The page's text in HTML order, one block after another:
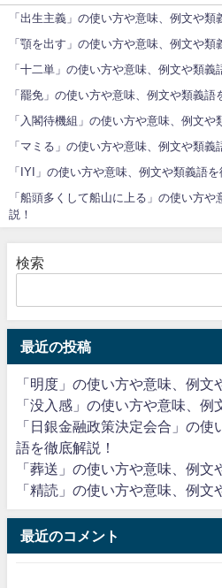
「出生主義」の使い方や意味、例文や類
「顎を出す」の使い方や意味、例文や類
「十二単」の使い方や意味、例文や類義
「罷免」の使い方や意味、例文や類義語
「入閣待機組」の使い方や意味、例文や
「マミる」の使い方や意味、例文や類義
「IYI」の使い方や意味、例文や類義語を
「船頭多くして船山に上る」の使い方
説！
検索
最近の投稿
「明度」の使い方や意味、例文
「没入感」の使い方や意味、例
「日銀金融政策決定会合」の
語を徹底解説！
「葬送」の使い方や意味、例文
「精読」の使い方や意味、例文
最近のコメント